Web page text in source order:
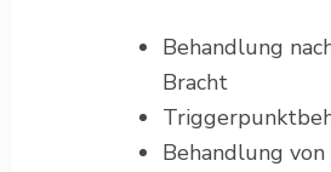
Behandlung
Bracht
Behandlung von